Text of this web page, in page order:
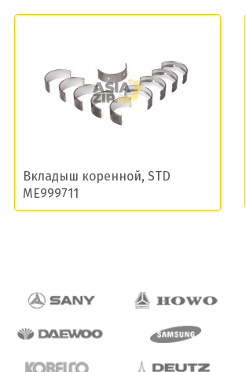
Вкладыш коренной, STD
ME999711